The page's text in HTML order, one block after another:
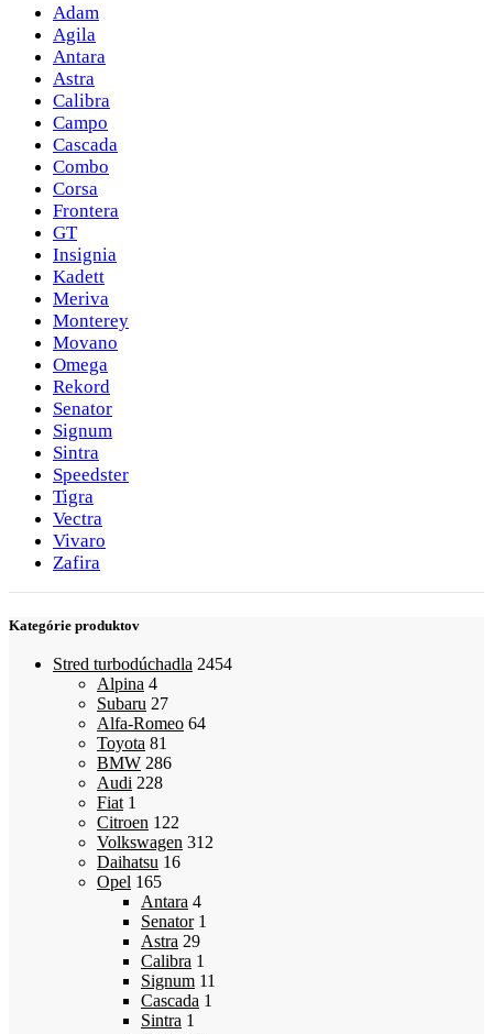
Adam
Agila
Antara
Astra
Calibra
Campo
Cascada
Combo
Corsa
Frontera
GT
Insignia
Kadett
Meriva
Monterey
Movano
Omega
Rekord
Senator
Signum
Sintra
Speedster
Tigra
Vectra
Vivaro
Zafira
Kategórie produktov
Stred turbodúchadla 2454
Alpina 4
Subaru 27
Alfa-Romeo 64
Toyota 81
BMW 286
Audi 228
Fiat 1
Citroen 122
Volkswagen 312
Daihatsu 16
Opel 165
Antara 4
Senator 1
Astra 29
Calibra 1
Signum 11
Cascada 1
Sintra 1